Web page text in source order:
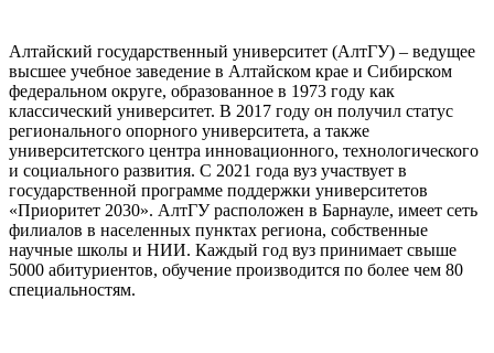
Алтайский государственный университет (АлтГУ) – ведущее
высшее учебное заведение в Алтайском крае и Сибирском
федеральном округе, образованное в 1973 году как
классический университет. В 2017 году он получил статус
регионального опорного университета, а также
университетского центра инновационного, технологического
и социального развития. С 2021 года вуз участвует в
государственной программе поддержки университетов
«Приоритет 2030». АлтГУ расположен в Барнауле, имеет сеть
филиалов в населенных пунктах региона, собственные
научные школы и НИИ. Каждый год вуз принимает свыше
5000 абитуриентов, обучение производится по более чем 80
специальностям.